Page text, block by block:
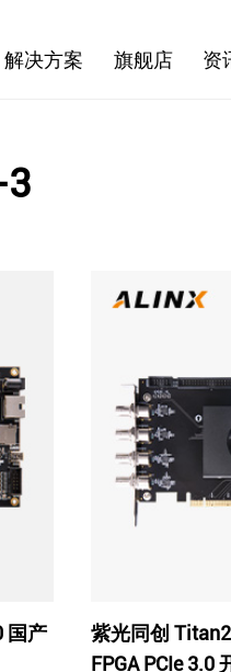
解决方案 旗舰店 资
国产
紫光同创
FPGA PCIe 3.0